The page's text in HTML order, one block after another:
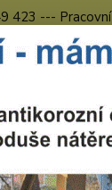
423 ---
Lípa
Pilové kotouče